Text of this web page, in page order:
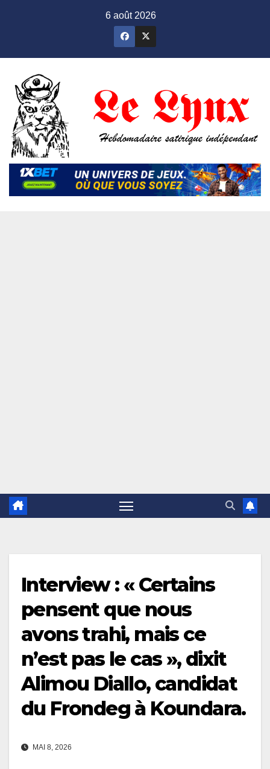
6 août 2026
Interview : « Certains
pensent que nous
avons trahi, mais ce
n’est pas le cas », dixit
Alimou Diallo, candidat
du Frondeg à Koundara.
MAI 8, 2026